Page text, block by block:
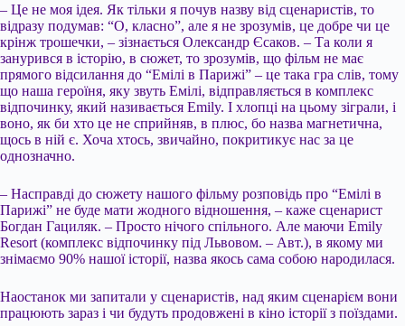
– Це не моя ідея. Як тільки я почув назву від сценаристів, то
відразу подумав: “О, класно”, але я не зрозумів, це добре чи це
крінж трошечки, – зізнається Олександр Єсаков. – Та коли я
занурився в історію, в сюжет, то зрозумів, що фільм не має
прямого відсилання до “Емілі в Парижі” – це така гра слів, тому
що наша героїня, яку звуть Емілі, відправляється в комплекс
відпочинку, який називається Emily. І хлопці на цьому зіграли, і
воно, як би хто це не сприйняв, в плюс, бо назва магнетична,
щось в ній є. Хоча хтось, звичайно, покритикує нас за це
однозначно.
– Насправді до сюжету нашого фільму розповідь про “Емілі в
Парижі” не буде мати жодного відношення, – каже сценарист
Богдан Гациляк. – Просто нічого спільного. Але маючи Emily
Resort (комплекс відпочинку під Львовом. – Авт.), в якому ми
знімаємо 90% нашої історії, назва якось сама собою народилася.
Наостанок ми запитали у сценаристів, над яким сценарієм вони
працюють зараз і чи будуть продовжені в кіно історії з поїздами.